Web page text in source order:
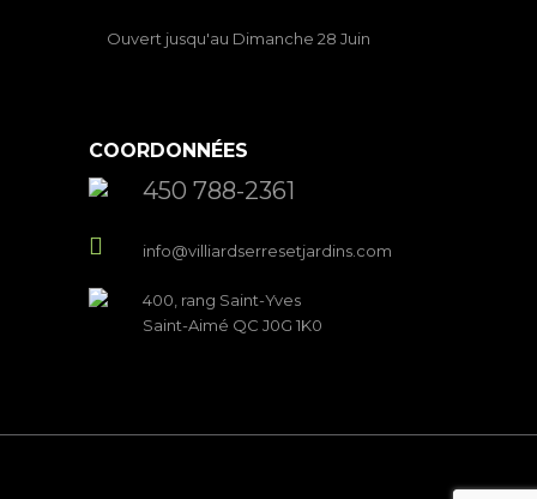
Ouvert jusqu'au Dimanche 28 Juin
COORDONNÉES
450 788-2361
info@villiardserresetjardins.com
400, rang Saint-Yves
Saint-Aimé QC J0G 1K0